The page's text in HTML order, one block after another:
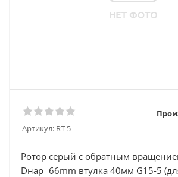
Артикул: RT-5
Ротор серый с обратным
Dнар=66mm втулка 40мм G15-5